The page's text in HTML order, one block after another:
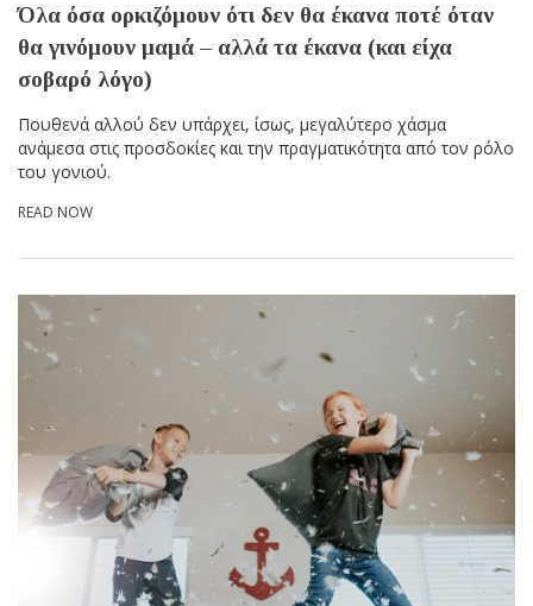
Όλα όσα ορκιζόμουν ότι δεν θα έκανα ποτέ όταν
θα γινόμουν μαμά – αλλά τα έκανα (και είχα
σοβαρό λόγο)
Πουθενά αλλού δεν υπάρχει, ίσως, μεγαλύτερο χάσμα
ανάμεσα στις προσδοκίες και την πραγματικότητα από τον ρόλο
του γονιού.
READ NOW